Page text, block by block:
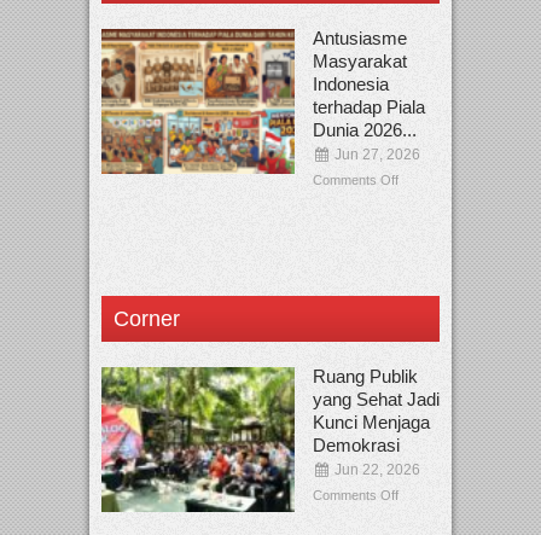
Antusiasme
Masyarakat
Indonesia
terhadap Piala
Dunia 2026...
Jun 27, 2026
Comments Off
Corner
Ruang Publik
yang Sehat Jadi
Kunci Menjaga
Demokrasi
Jun 22, 2026
Comments Off